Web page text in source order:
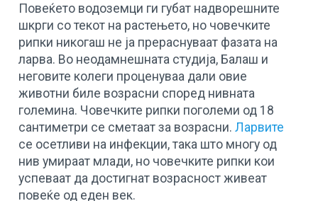
Повеќето водоземци ги губат надворешните
шкрги со текот на растењето, но човечките
рипки никогаш не ја прераснуваат фазата на
ларва. Во неодамнешната студија, Балаш и
неговите колеги проценуваа дали овие
животни биле возрасни според нивната
големина. Човечките рипки поголеми од 18
сантиметри се сметаат за возрасни.Ларвите
се осетливи на инфекции, така што многу од
нив умираат млади, но човечките рипки кои
успеваат да достигнат возрасност живеат
повеќе од еден век.